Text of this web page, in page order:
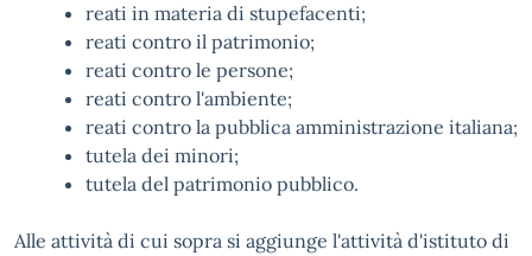
reati in materia di stupefacenti;
reati contro il patrimonio;
reati contro le persone;
reati contro l'ambiente;
reati contro la pubblica amministrazione italiana;
tutela dei minori;
tutela del patrimonio pubblico.
Alle attività di cui sopra si aggiunge l'attività d'istituto di